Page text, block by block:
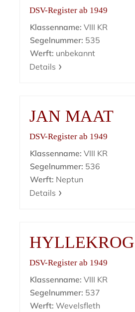
DSV-Register ab 1949
Klassenname: VIII KR
Segelnummer: 535
Werft: unbekannt
Details
JAN MAAT
DSV-Register ab 1949
Klassenname: VIII KR
Segelnummer: 536
Werft: Neptun
Details
HYLLEKROG
DSV-Register ab 1949
Klassenname: VIII KR
Segelnummer: 537
Werft: Wevelsfleth